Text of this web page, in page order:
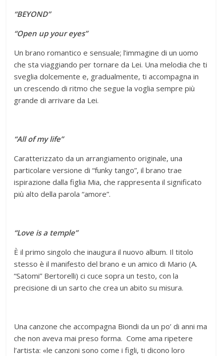
“BEYOND”
“Open up your eyes”
Un brano romantico e sensuale; l’immagine di un uomo
che sta viaggiando per tornare da Lei. Una melodia che ti
sveglia dolcemente e, gradualmente, ti accompagna in
un crescendo di ritmo che segue la voglia sempre più
grande di arrivare da Lei.
“All of my life”
Caratterizzato da un arrangiamento originale, una
particolare versione di “funky tango”, il brano trae
ispirazione dalla figlia Mia, che rappresenta il significato
più alto della parola “amore”.
“Love is a temple”
È il primo singolo che inaugura il nuovo album. Il titolo
stesso è il manifesto del brano e un amico di Mario (A.
“Satomi” Bertorelli) ci cuce sopra un testo, con la
precisione di un sarto che crea un abito su misura.
Una canzone che accompagna Biondi da un po’ di anni ma
che non aveva mai preso forma. Come ama ripetere
l’artista: «le canzoni sono come i figli, ti dicono loro